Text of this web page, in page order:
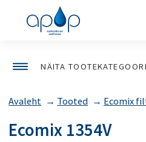
NÄITA
Avaleht → Tooted → Ecomix
Ecomix 1354V